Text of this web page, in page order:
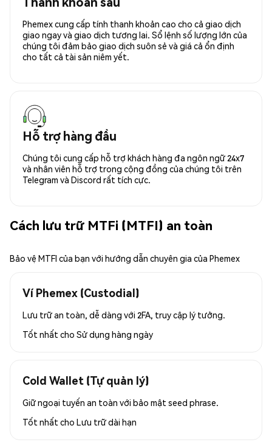
Phemex cung cấp tính thanh khoản cao cho cả giao dịch
giao ngay và giao dịch tương lai. Sổ lệnh số lượng lớn của
chúng tôi đảm bảo giao dịch suôn sẻ và giá cả ổn định
cho tất cả tài sản niêm yết.
Hỗ trợ hàng đầu
Chúng tôi cung cấp hỗ trợ khách hàng đa ngôn ngữ 24x7
và nhân viên hỗ trợ trong cộng đồng của chúng tôi trên
Telegram và Discord rất tích cực.
Cách lưu trữ MTFi (MTFI) an toàn
Bảo vệ MTFI của bạn với hướng dẫn chuyên gia của Phemex
Ví Phemex (Custodial)
Lưu trữ an toàn, dễ dàng với 2FA, truy cập lý tưởng.
Tốt nhất cho Sử dụng hàng ngày
Cold Wallet (Tự quản lý)
Giữ ngoại tuyến an toàn với bảo mật seed phrase.
Tốt nhất cho Lưu trữ dài hạn